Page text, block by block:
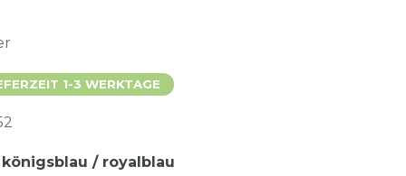
1-3 WERKTAGE
königsblau / royalblau